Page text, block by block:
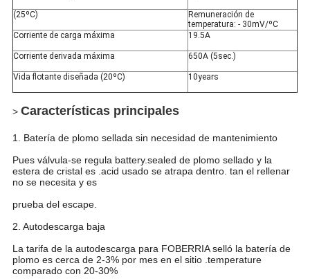
(25ºC)
Remuneración de
temperatura: - 30mV/ºC
Corriente de carga máxima
19.5A
Corriente derivada máxima 650A (5sec.)
Vida flotante diseñada (20ºC) 10years
> Características principales
1. Batería de plomo sellada sin necesidad de mantenimiento
Pues válvula-se regula battery.sealed de plomo sellado y la
estera de cristal es .acid usado se atrapa dentro. tan el rellenar
no se necesita y es
prueba del escape.
2. Autodescarga baja
La tarifa de la autodescarga para FOBERRIA selló la batería de
plomo es cerca de 2-3% por mes en el sitio .temperature
comparado con 20-30%